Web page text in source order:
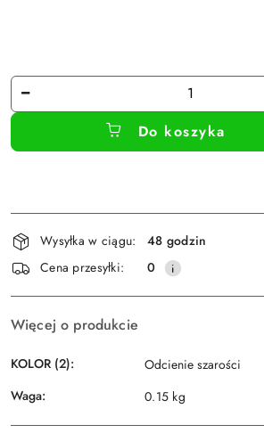
Ilość
Do koszyka
Wyślij
Dostępność
i
dostawa
Wysyłka w ciągu:
48 godzin
Cena przesyłki:
0
Więcej o produkcie
KOLOR (2):
Odcienie szarości
Waga:
0.15 kg